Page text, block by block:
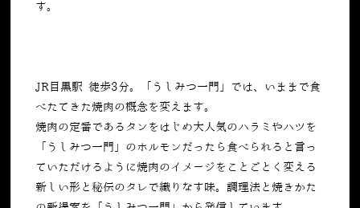
す。
JR目黒駅 徒歩3分。「うしみつ一門」では、いままで食
べたてきた焼肉の概念を変えます。
焼肉の定番であるタンをはじめ大人気のハラミやハツを
「うしみつ一門」のホルモンだったら食べられると言っ
ていただけるように焼肉のイメージをことごとく変える
新しい形と秘伝のタレで織りなす味。調理法と焼きかた